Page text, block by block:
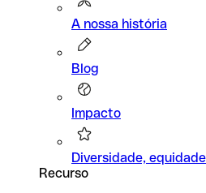
A nossa história
Blog
Impacto
Diversidade,
Recurso